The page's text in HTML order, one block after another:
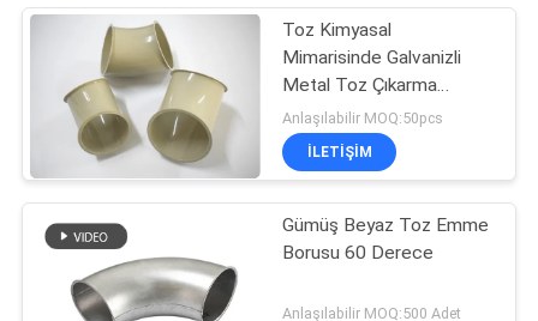
Toz Kimyasal
Mimarisinde Galvanizli
Metal Toz Çıkarma
Borusu 30 ~ 90 Derece
Anlaşılabilir MOQ:50pcs
İLETIŞIM
Gümüş Beyaz Toz Emme
Borusu 60 Derece
Anlaşılabilir MOQ:500 Adet